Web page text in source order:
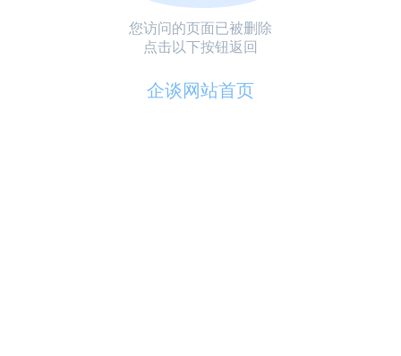
您访问的页面已被删除
点击以下按钮返回
企谈网站首页